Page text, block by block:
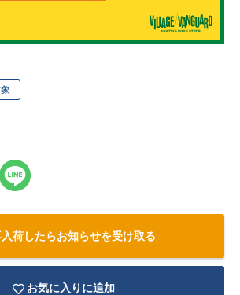
荷したらお知らせを受け取る
お気に入りに追加